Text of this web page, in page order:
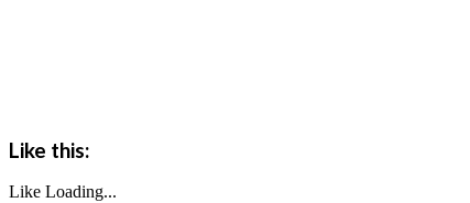
Like this:
Like Loading...